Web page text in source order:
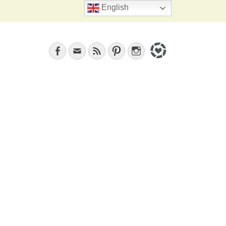
Search
Facebook
EmailFeed PinterestInstagram
English